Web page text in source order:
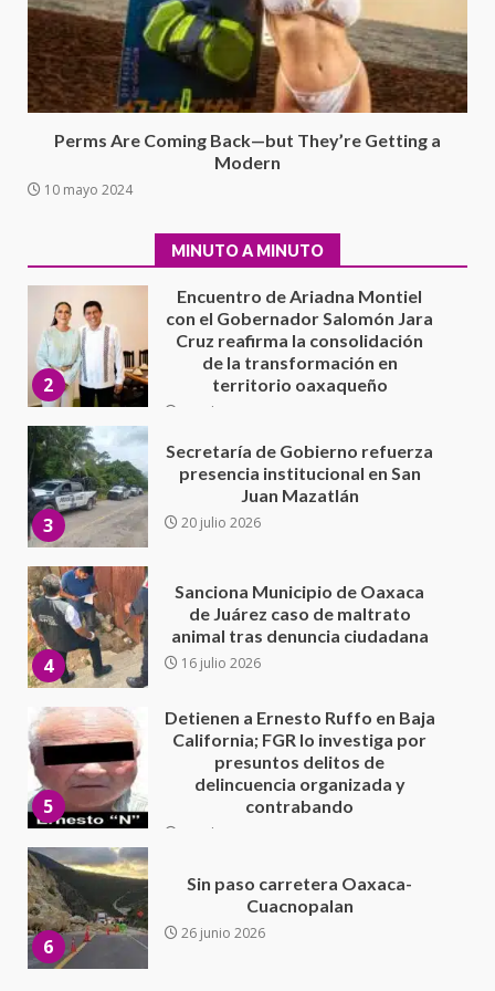
Perms Are Coming Back—but They’re Getting a
Modern
10 mayo 2024
MINUTO A MINUTO
1
Ciudad Salud: justicia social para
Oaxaca
5 agosto 2026
Encuentro de Ariadna Montiel
territorio oaxaqueño
30 julio 2026
3
Secretaría de Gobierno refuerza
presencia institucional en San
Juan Mazatlán
20 julio 2026
4
Sanciona Municipio de Oaxaca
de Juárez caso de maltrato
animal tras denuncia ciudadana
16 julio 2026
5
California; FGR lo investiga por
presuntos delitos de
delincuencia organizada y
contrabando
6
Sin paso carretera Oaxaca-
Cuacnopalan
26 junio 2026
7
por el delito de pederastia
cometido en la región del Istmo
de Tehuantepec